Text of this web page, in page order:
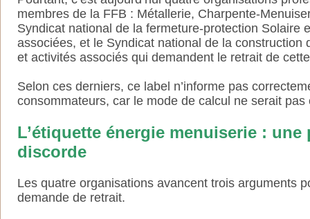
membres de la FFB : Métallerie, Charpente-
Syndicat national de la fermeture-protection Solaire
associées, et le Syndicat national de la construction
et activités associés qui demandent le retrait de
Selon ces derniers, ce label n’informe pas
consommateurs, car le mode de calcul ne serait pas
L’étiquette énergie menuiserie : une
discorde
Les quatre organisations avancent trois arguments
demande de retrait.